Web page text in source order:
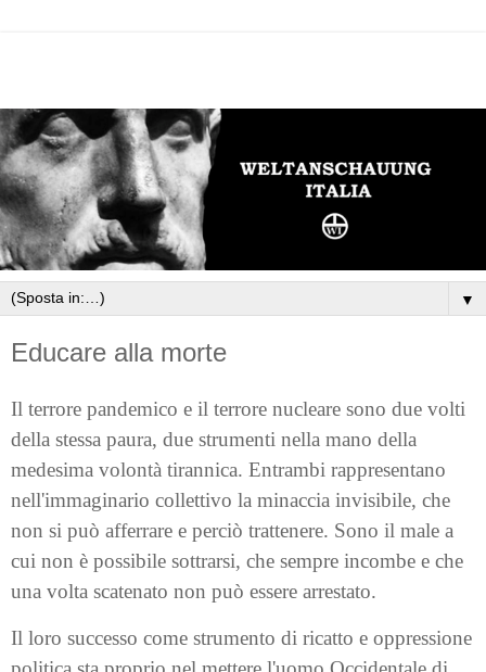
▼
Educare alla morte
Il terrore pandemico e il terrore nucleare sono due volti
della stessa paura, due strumenti nella mano della
medesima volontà tirannica. Entrambi rappresentano
nell'immaginario collettivo la minaccia invisibile, che
non si può afferrare e perciò trattenere. Sono il male a
cui non è possibile sottrarsi, che sempre incombe e che
una volta scatenato non può essere arrestato.
Il loro successo come strumento di ricatto e oppressione